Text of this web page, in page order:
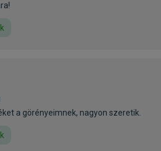
a görényeimnek, nagyon szeretik.